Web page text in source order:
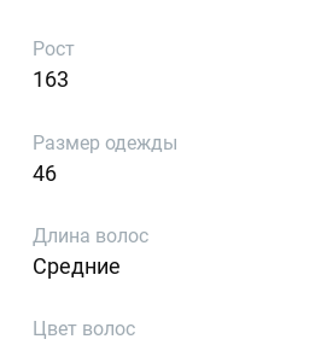
Рост
163
Размер одежды
46
Длина волос
Средние
Цвет волос